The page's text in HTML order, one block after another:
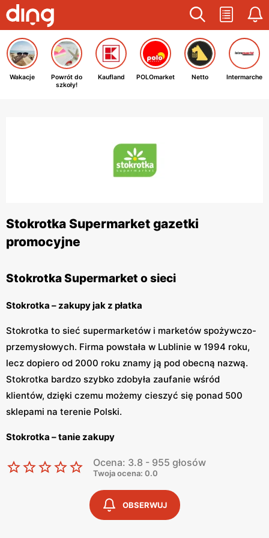
Wakacje
Powrót do
szkoły!
Kaufland POLOmarket Netto Intermarche
Stokrotka Supermarket gazetki
promocyjne
Stokrotka Supermarket o sieci
Stokrotka – zakupy jak z płatka
Stokrotka to sieć supermarketów i marketów spożywczo-
przemysłowych. Firma powstała w Lublinie w 1994 roku,
lecz dopiero od 2000 roku znamy ją pod obecną nazwą.
Stokrotka bardzo szybko zdobyła zaufanie wśród
klientów, dzięki czemu możemy cieszyć się ponad 500
sklepami na terenie Polski.
Stokrotka – tanie zakupy
Stokrotka dopasowuje ofertę do potrzeb swoich klientów,
dzięki czemu zakupy stają się łatwe i przyjemne. W
placówkach znajdziemy nie tylko szeroką gamę
Ocena: 3.8 - 955 głosów
Twoja ocena: 0.0
OBSERWUJ